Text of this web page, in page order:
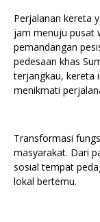
Perjalanan kereta
jam menuju pusat
pemandangan
pedesaan khas
terjangkau, kereta
menikmati
Transformasi
masyarakat. Dari
sosial tempat
lokal bertemu.